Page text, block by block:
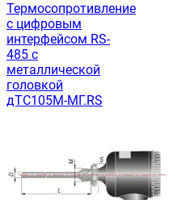
Термосопротивление
с цифровым
интерфейсом RS-
485 с
металлической
головкой
дТС105М-МГ.RS